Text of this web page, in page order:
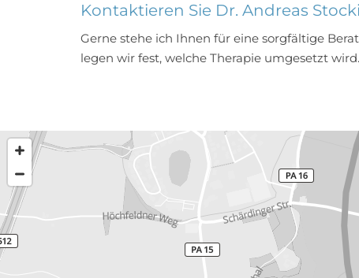
Kontaktieren Sie Dr. Andreas
Gerne stehe ich Ihnen für eine sorgfältige
legen wir fest, welche Therapie umgesetzt